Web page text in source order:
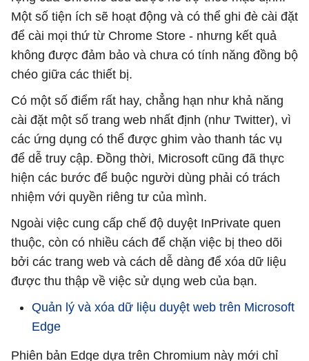
Một số tiện ích sẽ hoạt động và có thể ghi đè cài đặt
để cài mọi thứ từ Chrome Store - nhưng kết quả
không được đảm bảo và chưa có tính năng đồng bộ
chéo giữa các thiết bị.
Có một số điểm rất hay, chẳng hạn như khả năng
cài đặt một số trang web nhất định (như Twitter), vì
các ứng dụng có thể được ghim vào thanh tác vụ
để dễ truy cập. Đồng thời, Microsoft cũng đã thực
hiện các bước để buộc người dùng phải có trách
nhiệm với quyền riêng tư của mình.
Ngoài việc cung cấp chế độ duyệt InPrivate quen
thuộc, còn có nhiều cách để chặn việc bị theo dõi
bởi các trang web và cách dễ dàng để xóa dữ liệu
được thu thập về việc sử dụng web của bạn.
Quản lý và xóa dữ liệu duyệt web trên Microsoft
Edge
Phiên bản Edge dựa trên Chromium này mới chỉ